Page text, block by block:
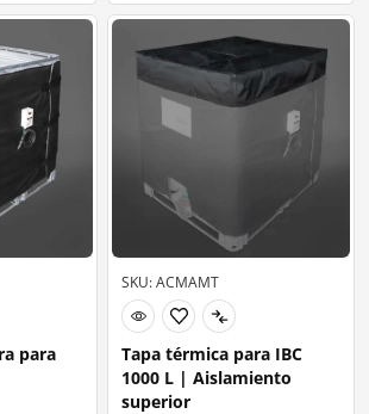
para
SKU: ACMAMT
Tapa térmica para IBC
1000 L | Aislamiento
superior